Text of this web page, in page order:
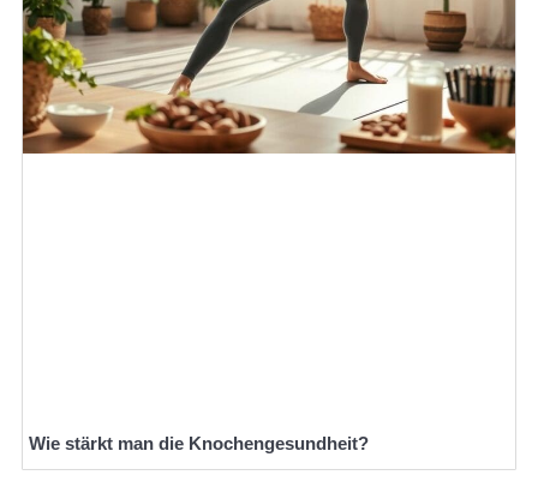
Wie stärkt man die Knochengesundheit?